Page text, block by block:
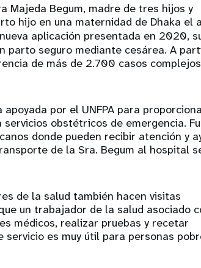
Majeda Begum, madre de tres hijos y
hijo en una maternidad de Dhaka el
aplicación presentada en 2020,
parto seguro mediante cesárea. A
de más de 2.700 casos
por el UNFPA para
obstétricos de emergencia.
donde pueden recibir atención y
de la Sra. Begum al hospital
de la salud también hacen visitas
un trabajador de la salud asociado
médicos, realizar pruebas y recetar
es muy útil para personas